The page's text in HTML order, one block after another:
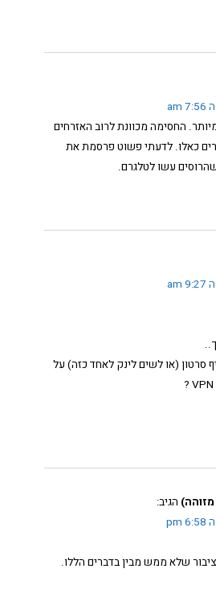
החסימה מכוונת לרוב האזרחים
כאלו. לדעתי פשוט פרסמת את
עשו לטלגרם.
סרטון (או לשים לינק לאחד כזה) על
הגיב:
שלא ממש מבין בדברים הללו.